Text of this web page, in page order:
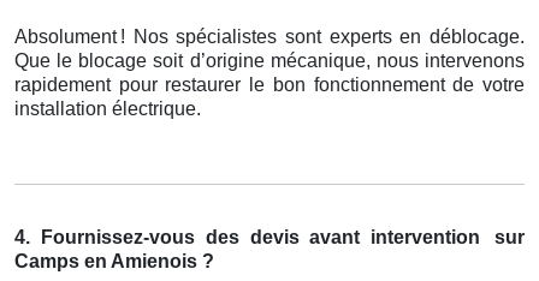
Absolument ! Nos spécialistes sont experts en déblocage.
Que le blocage soit d’origine mécanique, nous intervenons
rapidement pour restaurer le bon fonctionnement de votre
installation é lectrique.
4. Fournissez-vous des devis avant intervention
sur
Camps en Amienois ?